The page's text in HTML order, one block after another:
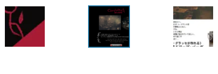
その他
電ファミニコゲーマーとは？